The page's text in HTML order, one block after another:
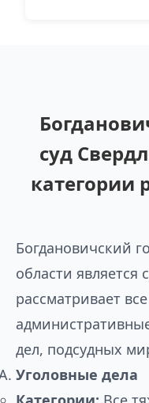
суд
категории
Богдановичский
области
рассматривает
дел, подсудных
Уголовные дела